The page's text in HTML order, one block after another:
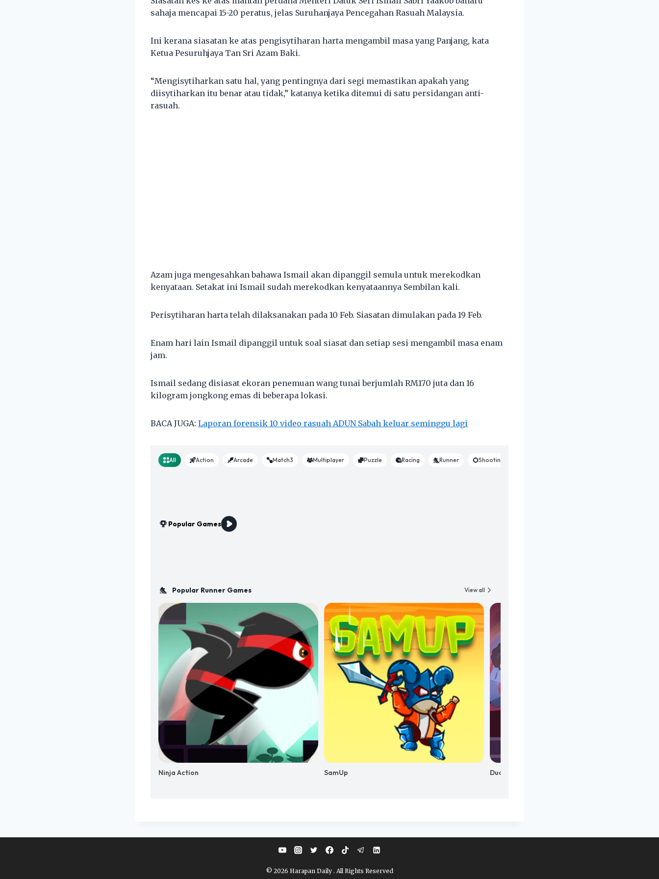
sahaja mencapai 15-20 peratus, jelas Suruhanjaya Pencegahan Rasuah Malaysia.
Ini kerana siasatan ke atas pengisytiharan harta mengambil masa yang Panjang, kata
Ketua Pesuruhjaya Tan Sri Azam Baki.
“Mengisytiharkan satu hal, yang pentingnya dari segi memastikan apakah yang
diisytiharkan itu benar atau tidak,” katanya ketika ditemui di satu persidangan anti-
rasuah.
Azam juga mengesahkan bahawa Ismail akan dipanggil semula untuk merekodkan
kenyataan. Setakat ini Ismail sudah merekodkan kenyataannya Sembilan kali.
Perisytiharan harta telah dilaksanakan pada 10 Feb. Siasatan dimulakan pada 19 Feb.
Enam hari lain Ismail dipanggil untuk soal siasat dan setiap sesi mengambil masa enam
jam.
Ismail sedang disiasat ekoran penemuan wang tunai berjumlah RM170 juta dan 16
kilogram jongkong emas di beberapa lokasi.
BACA JUGA: Laporan forensik 10 video rasuah ADUN Sabah keluar seminggu lagi
© 2026 Harapan Daily . All Rights Reserved